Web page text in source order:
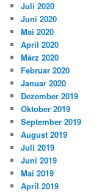
Juli 2020
Juni 2020
Mai 2020
April 2020
März 2020
Februar 2020
Januar 2020
Dezember 2019
Oktober 2019
September 2019
August 2019
Juli 2019
Juni 2019
Mai 2019
April 2019